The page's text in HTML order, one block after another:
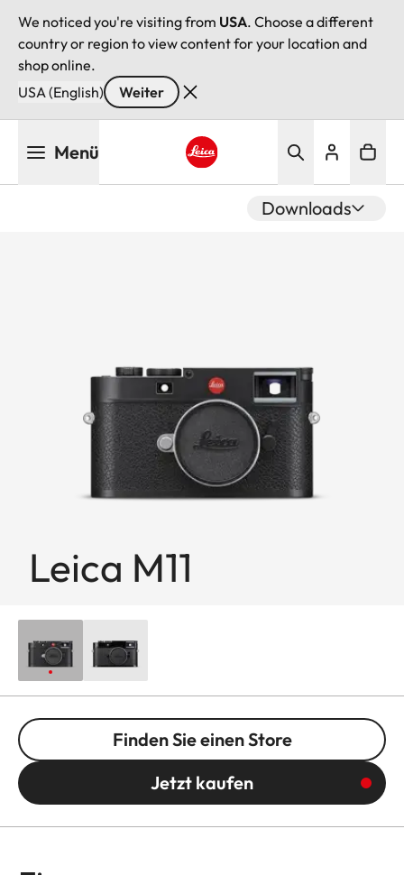
We noticed you're visiting from USA. Choose a different
country or region to view content for your location and
shop online.
USA (English)
Weiter
Menü
Downloads
Leica M11
Finden Sie einen Store
Jetzt kaufen